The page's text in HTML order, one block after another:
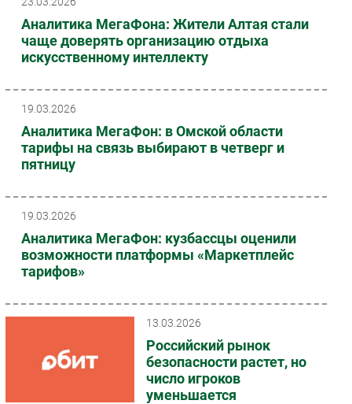
Аналитика МегаФона: Жители Алтая стали
чаще доверять организацию отдыха
искусственному интеллекту
19.03.2026
Аналитика МегаФон: в Омской области
тарифы на связь выбирают в четверг и
пятницу
19.03.2026
Аналитика МегаФон: кузбассцы оценили
возможности платформы «Маркетплейс
тарифов»
13.03.2026
Российский рынок
безопасности растет, но
число игроков
уменьшается